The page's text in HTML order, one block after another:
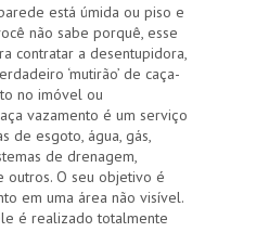
está úmida ou piso e
não sabe porquê, esse
contratar a desentupidora,
‘mutirão’ de caça-
no imóvel ou
vazamento é um serviço
de esgoto, água, gás,
de drenagem,
outros. O seu objetivo é
em uma área não visível.
é realizado totalmente